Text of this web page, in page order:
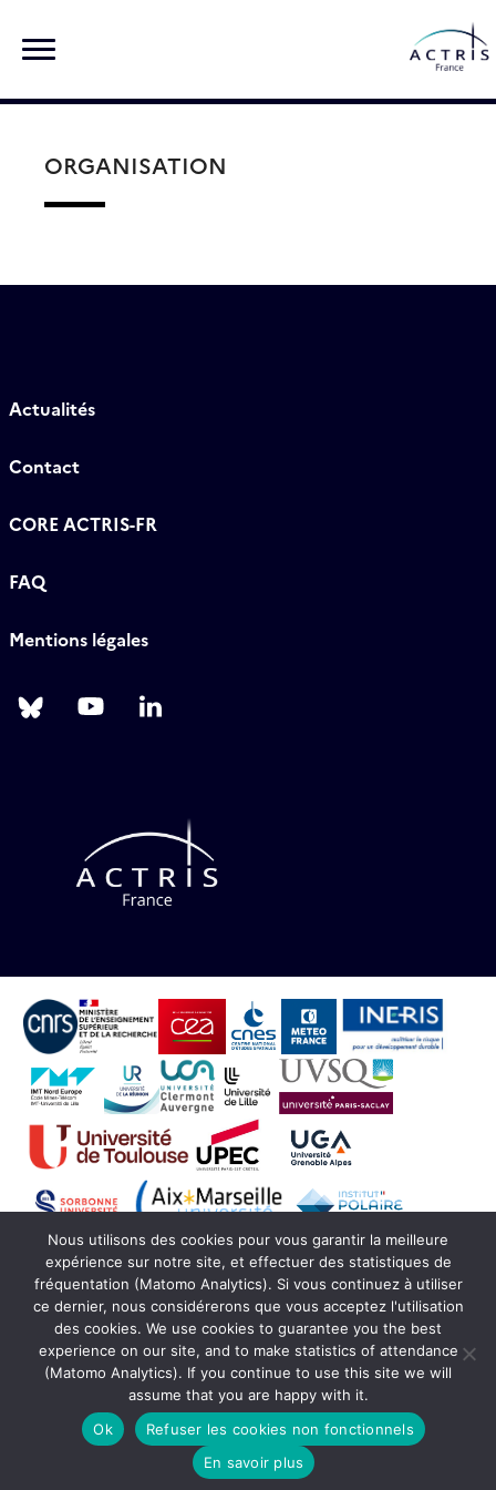
content
ORGANISATION
Actualités
Contact
CORE ACTRIS-FR
FAQ
Mentions légales
Follow
© Copyright Actris France 2021 -SEDOO (Service
de Données OMP)
Nous utilisons des cookies pour vous garantir la meilleure
expérience sur notre site, et effectuer des statistiques de
fréquentation (Matomo Analytics). Si vous continuez à utiliser
ce dernier, nous considérerons que vous acceptez l'utilisation
des cookies. We use cookies to guarantee you the best
experience on our site, and to make statistics of attendance
(Matomo Analytics). If you continue to use this site we will
assume that you are happy with it.
Ok
Refuser les cookies non fonctionnels
En savoir plus